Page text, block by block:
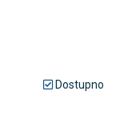
Dostupno